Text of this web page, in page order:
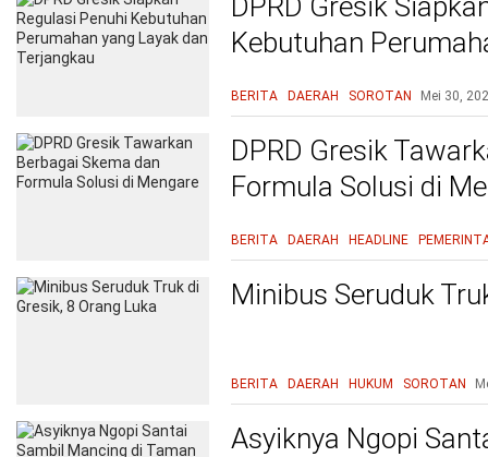
DPRD Gresik
Kebutuhan
BERITA DAERAH SOROTAN Mei 30,
DPRD Gresik
Formula Solusi di
BERITA DAERAH HEADLINE
Minibus Seruduk
BERITA DAERAH HUKUM SOROTAN
Asyiknya Ngopi